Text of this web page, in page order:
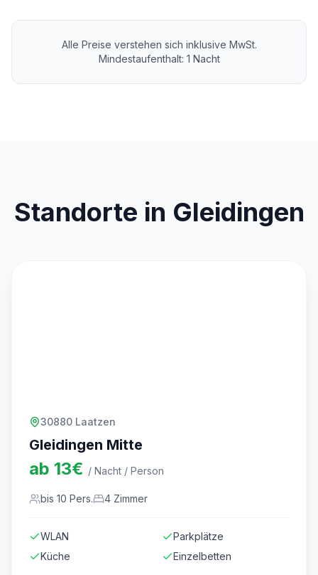
Alle Preise verstehen sich inklusive MwSt.
Mindestaufenthalt: 1 Nacht
Standorte in Gleidingen
30880 Laatzen
Gleidingen Mitte
ab 13€ / Nacht / Person
bis 10 Pers. 4 Zimmer
WLAN
Parkplätze
Küche
Einzelbetten